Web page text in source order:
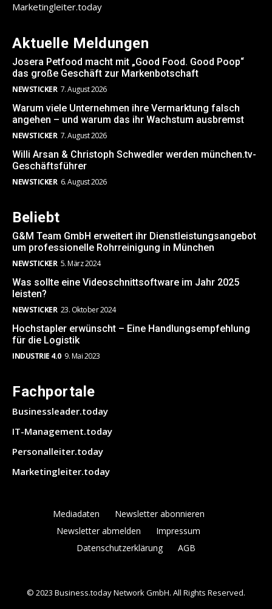
Marketingleiter.today
Aktuelle Meldungen
Josera Petfood macht mit „Good Food. Good Poop“
das große Geschäft zur Markenbotschaft
NEWSTICKER 7. August 2026
Warum viele Unternehmen ihre Vermarktung falsch
angehen – und warum das ihr Wachstum ausbremst
NEWSTICKER 7. August 2026
Willi Arsan & Christoph Schwedler werden münchen.tv-
Geschäftsführer
NEWSTICKER 6. August 2026
Beliebt
G&M Team GmbH erweitert ihr Dienstleistungsangebot
um professionelle Rohrreinigung in München
NEWSTICKER 5. März 2024
Was sollte eine Videoschnittsoftware im Jahr 2025
leisten?
NEWSTICKER 23. Oktober 2024
Hochstapler erwünscht – Eine Handlungsempfehlung
für die Logistik
INDUSTRIE 4.0 9. Mai 2023
Fachportale
Businessleader.today
IT-Management.today
Personalleiter.today
Marketingleiter.today
Mediadaten
Newsletter abonnieren
Newsletter abmelden
Impressum
Datenschutzerklärung
AGB
© 2023 Business.today Network GmbH. All Rights Reserved.